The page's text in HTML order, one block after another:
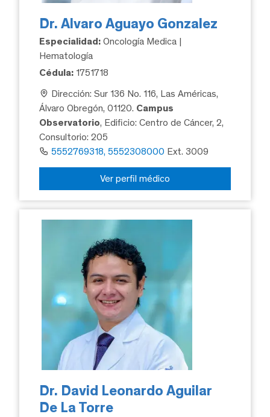
Dr. Alvaro Aguayo Gonzalez
Especialidad: Oncología Medica |
Hematología
Cédula: 1751718
Dirección: Sur 136 No. 116, Las Américas,
Álvaro Obregón, 01120. Campus
Observatorio, Edificio: Centro de Cáncer, 2,
Consultorio: 205
5552769318, 5552308000 Ext. 3009
Ver perfil médico
Dr. David Leonardo Aguilar
De La Torre